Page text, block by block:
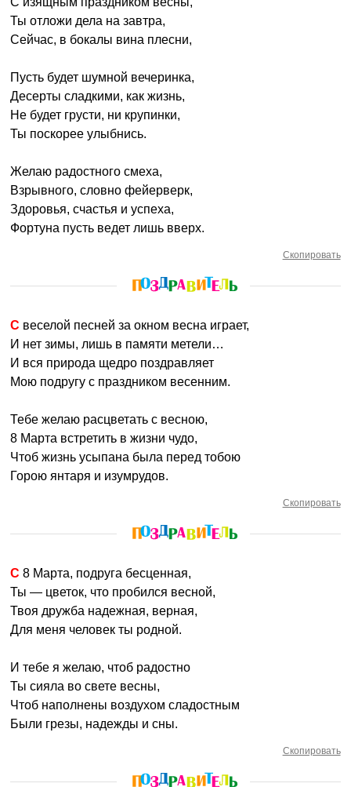
Ты отложи дела на завтра,
Сейчас, в бокалы вина плесни,
Пусть будет шумной вечеринка,
Десерты сладкими, как жизнь,
Не будет грусти, ни крупинки,
Ты поскорее улыбнись.
Желаю радостного смеха,
Взрывного, словно фейерверк,
Здоровья, счастья и успеха,
Фортуна пусть ведет лишь вверх.
Скопировать
С веселой песней за окном весна играет,
И нет зимы, лишь в памяти метели…
И вся природа щедро поздравляет
Мою подругу с праздником весенним.
Тебе желаю расцветать с весною,
8 Марта встретить в жизни чудо,
Чтоб жизнь усыпана была перед тобою
Горою янтаря и изумрудов.
Скопировать
С 8 Марта, подруга бесценная,
Ты — цветок, что пробился весной,
Твоя дружба надежная, верная,
Для меня человек ты родной.
И тебе я желаю, чтоб радостно
Ты сияла во свете весны,
Чтоб наполнены воздухом сладостным
Были грезы, надежды и сны.
Скопировать